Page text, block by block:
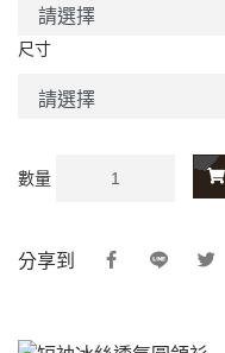
尺寸
數量
分享到